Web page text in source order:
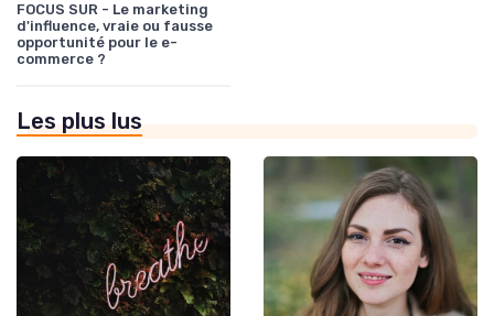
FOCUS SUR - Le marketing
d'influence, vraie ou fausse
opportunité pour le e-
commerce ?
Les plus lus